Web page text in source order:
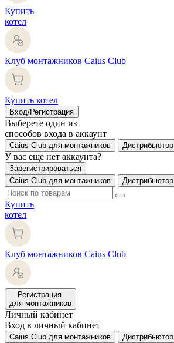
Купить
котел
Клуб монтажников Caius Club
Купить котел
Вход/Регистрация
Выберете один из
способов входа в аккаунт
Caius Club для монтажников Дистрибьютор
У вас еще нет аккаунта?
Зарегистрироваться
Caius Club для монтажников
Дистрибьютор
Купить
котел
Клуб монтажников Caius Club
Регистрация
для монтажников
Личный кабинет
Вход в личный кабинет
Caius Club для монтажников Дистрибьютор